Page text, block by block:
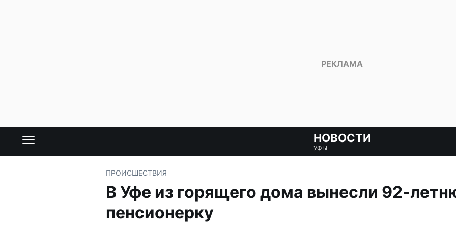
НОВОСТИ
УФЫ
ПРОИСШЕСТВИЯ
В Уфе из горящего дома вынесли 92-
пенсионерку